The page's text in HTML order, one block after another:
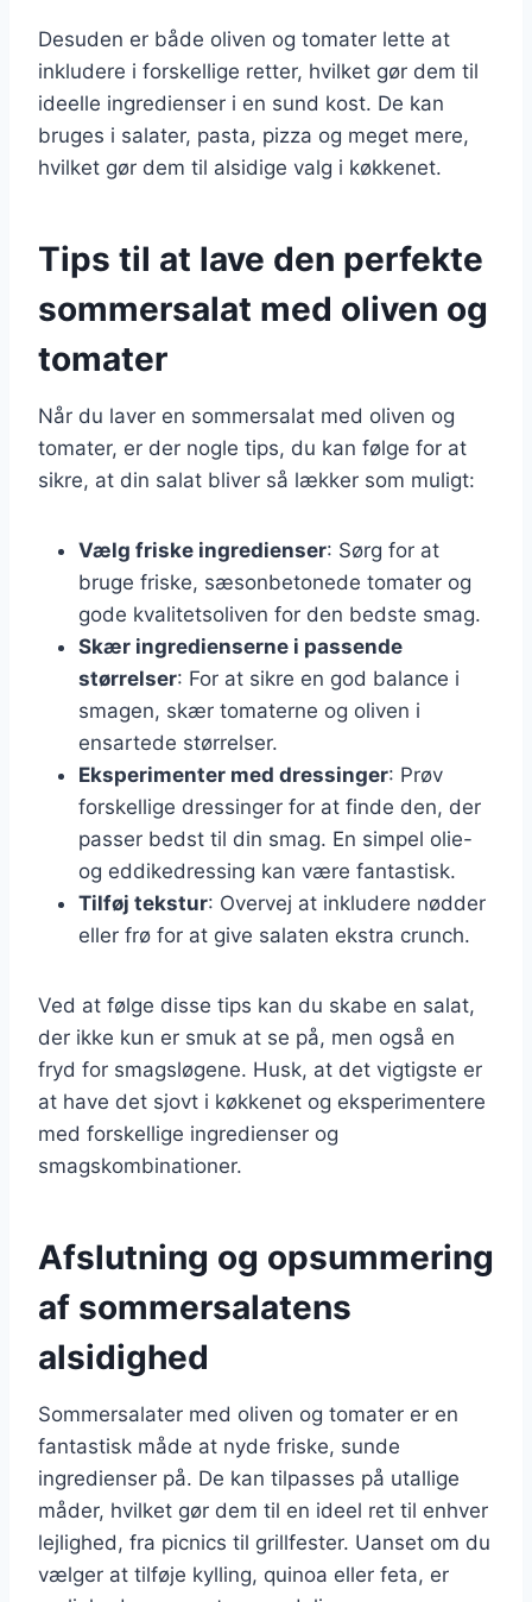
Desuden er både oliven og tomater lette at
inkludere i forskellige retter, hvilket gør dem til
ideelle ingredienser i en sund kost. De kan
bruges i salater, pasta, pizza og meget mere,
hvilket gør dem til alsidige valg i køkkenet.
Tips til at lave den perfekte
sommersalat med oliven og
tomater
Når du laver en sommersalat med oliven og
tomater, er der nogle tips, du kan følge for at
sikre, at din salat bliver så lækker som muligt:
Vælg friske ingredienser: Sørg for at
bruge friske, sæsonbetonede tomater og
gode kvalitetsoliven for den bedste smag.
Skær ingredienserne i passende
størrelser: For at sikre en god balance i
smagen, skær tomaterne og oliven i
ensartede størrelser.
Eksperimenter med dressinger: Prøv
forskellige dressinger for at finde den, der
passer bedst til din smag. En simpel olie-
og eddikedressing kan være fantastisk.
Tilføj tekstur: Overvej at inkludere nødder
eller frø for at give salaten ekstra crunch.
Ved at følge disse tips kan du skabe en salat,
der ikke kun er smuk at se på, men også en
fryd for smagsløgene. Husk, at det vigtigste er
at have det sjovt i køkkenet og eksperimentere
med forskellige ingredienser og
smagskombinationer.
Afslutning og opsummering
af sommersalatens
alsidighed
Sommersalater med oliven og tomater er en
fantastisk måde at nyde friske, sunde
ingredienser på. De kan tilpasses på utallige
måder, hvilket gør dem til en ideel ret til enhver
lejlighed, fra picnics til grillfester. Uanset om du
vælger at tilføje kylling, quinoa eller feta, er